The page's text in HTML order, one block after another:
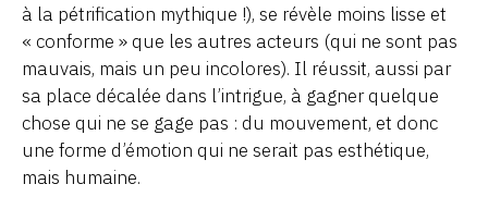
à la pétrification mythique !), se révèle moins lisse et
« conforme » que les autres acteurs (qui ne sont pas
mauvais, mais un peu incolores). Il réussit, aussi par
sa place décalée dans l’intrigue, à gagner quelque
chose qui ne se gage pas : du mouvement, et donc
une forme d’émotion qui ne serait pas esthétique,
mais humaine.